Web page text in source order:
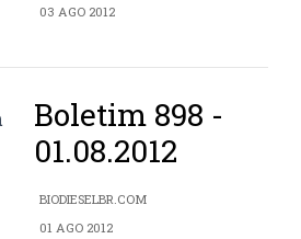
03 AGO 2012
Boletim 898 -
01.08.2012
BIODIESELBR.COM
01 AGO 2012